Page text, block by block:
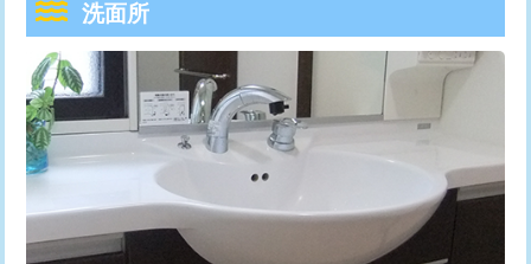
追加人工
廃棄・処分 現場見積
※給水管工事は20mmまでの価格です。
給水管工事※（土の掘削・埋め戻し作
業)
11,000円
給水管工事※（塩ビ管（VP・HI）使
用/3ｍまで)
33,000円
給水管工事※（塩ビ管（VP・HI）使
用（追加）/3ｍ超え)
給水管工事※（ライニング鋼管・銅
44,000円
トーラー機使用/3mまで
追加トーラー機使用/3m超え +3,300円
カメラ調査 33,000円
桝清掃
止水・漏水調査・防水処理・清掃・修
理・調整・分解・加工など（軽作業）
11,000円
洗面所